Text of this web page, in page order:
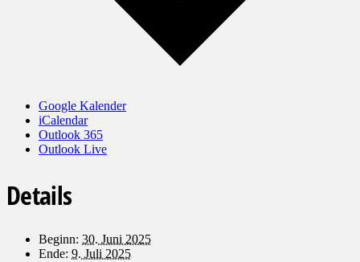
Google Kalender
iCalendar
Outlook 365
Outlook Live
Details
Beginn: 30. Juni 2025
Ende: 9. Juli 2025